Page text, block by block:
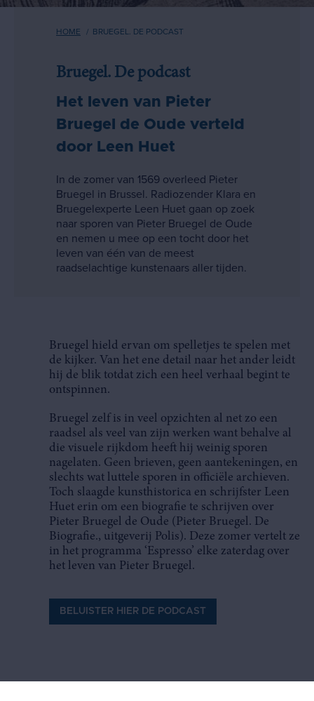
Kruimelpad
HOME BRUEGEL. DE PODCAST
Bruegel. De podcast
Het leven van Pieter
Bruegel de Oude verteld
door Leen Huet
In de zomer van 1569 overleed Pieter
Bruegel in Brussel. Radiozender Klara en
Bruegelexperte Leen Huet gaan op zoek
naar sporen van Pieter Bruegel de Oude
en nemen u mee op een tocht door het
leven van één van de meest
raadselachtige kunstenaars aller tijden.
Bruegel hield ervan om spelletjes te spelen met
de kijker. Van het ene detail naar het ander leidt
hij de blik totdat zich een heel verhaal begint te
ontspinnen.
Bruegel zelf is in veel opzichten al net zo een
raadsel als veel van zijn werken want behalve al
die visuele rijkdom heeft hij weinig sporen
nagelaten. Geen brieven, geen aantekeningen, en
slechts wat luttele sporen in officiële archieven.
Toch slaagde kunsthistorica en schrijfster Leen
Huet erin om een biografie te schrijven over
Pieter Bruegel de Oude (Pieter Bruegel. De
Biografie., uitgeverij Polis). Deze zomer vertelt ze
in het programma ‘Espresso’ elke zaterdag over
het leven van Pieter Bruegel.
BELUISTER HIER DE PODCAST